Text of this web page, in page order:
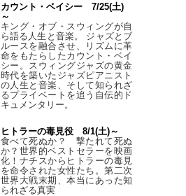
カウント・ベイシー 7/25(土)
～
キング・オブ・スウィングが自
ら語る人生と音楽。 ジャズとブ
ルースを融合させ、リズムに革
命をもたらしたカウント・ベイ
シー。スウィングジャズの黄金
時代を築いたジャズピアニスト
の人生と音楽、そして知られざ
るプライベートを追う自伝的ド
キュメンタリー。
ヒトラーの毒見役 8/1(土)～
食べて死ぬか？ 撃たれて死ぬ
か？世界的ベストセラーを映画
化！ナチスからヒトラーの毒見
を命令された女性たち。第二次
世界大戦末期、本当にあった知
られざる真実